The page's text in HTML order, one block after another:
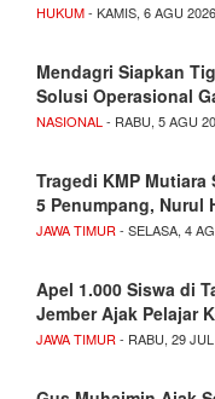
HUKUM- KAMIS, 6 AGU 2026
Mendagri Siapkan
Solusi Operasional
NASIONAL - RABU, 5 AGU
Tragedi KMP Mutiara
5 Penumpang, Nurul
JAWA TIMUR - SELASA, 4
Apel 1.000 Siswa di
Jember Ajak Pelajar
JAWA TIMUR - RABU, 29